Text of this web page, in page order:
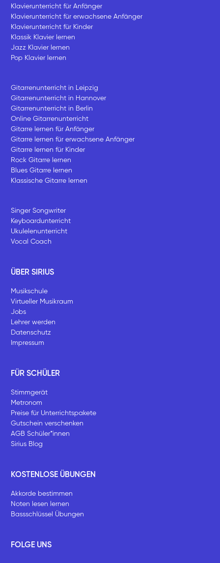
Klavierunterricht für Anfänger
Klavierunterricht für erwachsene Anfänger
Klavierunterricht für Kinder
Klassik Klavier lernen
Jazz Klavier lernen
Pop Klavier lernen
Gitarrenunterricht in Leipzig
Gitarrenunterricht in Hannover
Gitarrenunterricht in Berlin
Online Gitarrenunterricht
Gitarre lernen für Anfänger
Gitarre lernen für erwachsene Anfänger
Gitarre lernen für Kinder
Rock Gitarre lernen
Blues Gitarre lernen
Klassische Gitarre lernen
Singer Songwriter
Keyboardunterricht
Ukulelenunterricht
Vocal Coach
ÜBER SIRIUS
Musikschule
Virtueller Musikraum
Jobs
Lehrer werden
Datenschutz
Impressum
FÜR SCHÜLER
Stimmgerät
Metronom
Preise für Unterrichtspakete
Gutschein verschenken
AGB Schüler*innen
Sirius Blog
KOSTENLOSE ÜBUNGEN
Akkorde bestimmen
Noten lesen lernen
Bassschlüssel Übungen
FOLGE UNS